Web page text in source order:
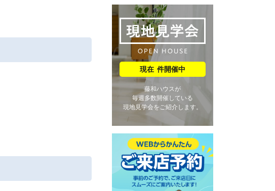
件開催中
藤和ハウスが
毎週多数開催している
現地見学会をご紹介します。